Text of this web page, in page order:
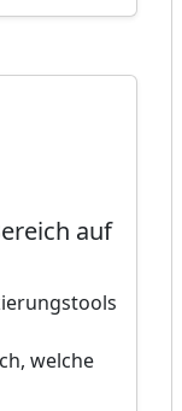
auf
welche